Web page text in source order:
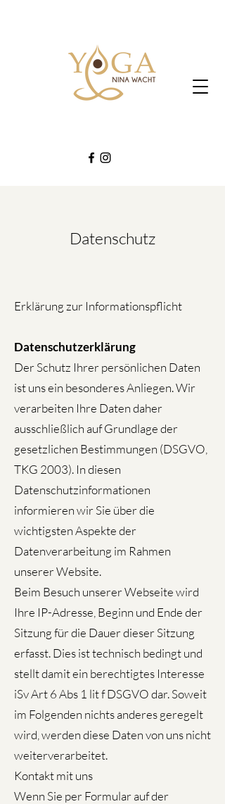
Datenschutz
Erklärung zur Informationspflicht
Datenschutzerklärung
Der Schutz Ihrer persönlichen Daten
ist uns ein besonderes Anliegen. Wir
verarbeiten Ihre Daten daher
ausschließlich auf Grundlage der
gesetzlichen Bestimmungen (DSGVO,
TKG 2003). In diesen
Datenschutzinformationen
informieren wir Sie über die
wichtigsten Aspekte der
Datenverarbeitung im Rahmen
unserer Website.
Beim Besuch unserer Webseite wird
Ihre IP-Adresse, Beginn und Ende der
Sitzung für die Dauer dieser Sitzung
erfasst. Dies ist technisch bedingt und
stellt damit ein berechtigtes Interesse
iSv Art 6 Abs 1 lit f DSGVO dar. Soweit
im Folgenden nichts anderes geregelt
wird, werden diese Daten von uns nicht
weiterverarbeitet.
Kontakt mit uns
Wenn Sie per Formular auf der